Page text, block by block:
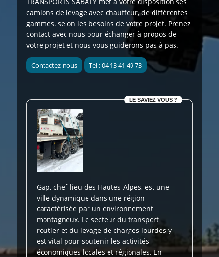
camions de levage avec chauffeur, de différentes
gammes, selon les besoins de votre projet. Prenez
contact avec nous pour échanger à propos de
votre projet et nous vous guiderons pas à pas.
Contactez-nous Tel : 04 13 41 49 73
LE SAVIEZ VOUS ?
Gap, chef-lieu des Hautes-Alpes, est une
ville dynamique dans une région
caractérisée par un environnement
montagneux. Le secteur du transport
routier et du levage de charges lourdes y
est vital pour soutenir les activités
économiques locales et régionales. En